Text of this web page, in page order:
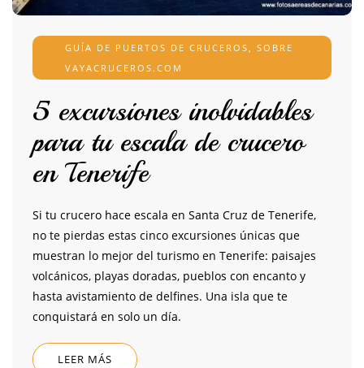
GUÍA DE PUERTOS DE CRUCEROS, SOBRE
VAYACRUCEROS.COM
5 excursiones inolvidables
para tu escala de crucero
en Tenerife
Si tu crucero hace escala en Santa Cruz de Tenerife,
no te pierdas estas cinco excursiones únicas que
muestran lo mejor del turismo en Tenerife: paisajes
volcánicos, playas doradas, pueblos con encanto y
hasta avistamiento de delfines. Una isla que te
conquistará en solo un día.
LEER MÁS